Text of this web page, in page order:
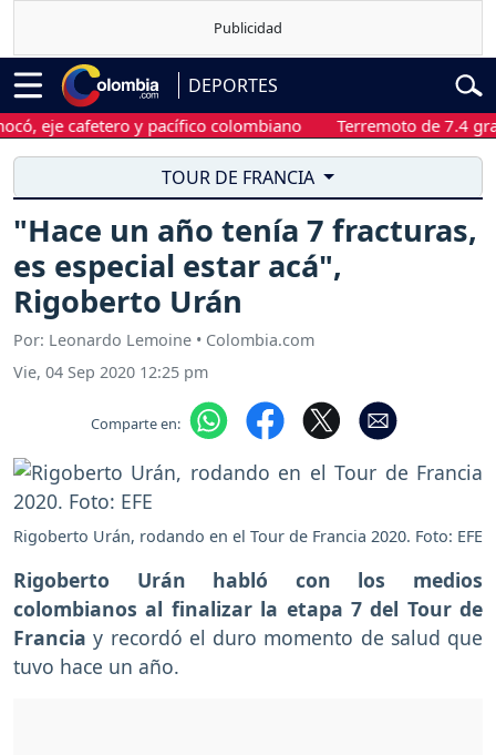
DEPORTES
cafetero y pacífico colombiano Terremoto de 7.4 grados
TOUR DE FRANCIA
"Hace un año tenía 7 fracturas,
es especial estar acá",
Rigoberto Urán
Por: Leonardo Lemoine • Colombia.com
Vie, 04 Sep 2020 12:25 pm
Comparte en:
Rigoberto Urán, rodando en el Tour de Francia 2020. Foto: EFE
Rigoberto Urán habló con los medios
colombianos al finalizar la etapa 7 del Tour de
Francia y recordó el duro momento de salud que
tuvo hace un año.